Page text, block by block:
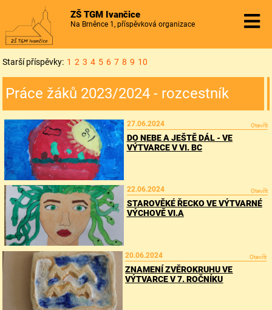
ZŠ TGM Ivančice
Na Brněnce 1, příspěvková organizace
Starší příspěvky: 1 2 3 4 5 6 7 8 9 10
Práce žáků 2023/2024 - rozcestník
27.06.2024 Otevřít
DO NEBE A JEŠTĚ DÁL - VE
VÝTVARCE V VI. BC
22.06.2024 Otevřít
STAROVĚKÉ ŘECKO VE VÝTVARNÉ
VÝCHOVĚ VI.A
20.06.2024 Otevřít
ZNAMENÍ ZVĚROKRUHU VE
VÝTVARCE V 7. ROČNÍKU